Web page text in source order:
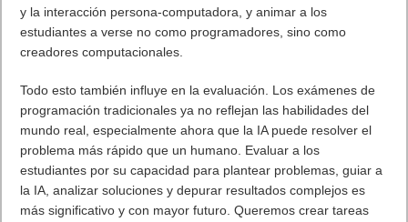
y la interacción persona-computadora, y animar a los
estudiantes a verse no como programadores, sino como
creadores computacionales.
Todo esto también influye en la evaluación. Los exámenes de
programación tradicionales ya no reflejan las habilidades del
mundo real, especialmente ahora que la IA puede resolver el
problema más rápido que un humano. Evaluar a los
estudiantes por su capacidad para plantear problemas, guiar a
la IA, analizar soluciones y depurar resultados complejos es
más significativo y con mayor futuro. Queremos crear tareas